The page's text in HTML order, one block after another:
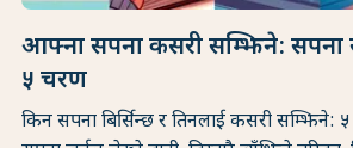
आफ्ना सपना कसरी सम्झिने: सपना
५ चरण
किन सपना बिर्सिन्छ र तिनलाई कसरी सम्झिने: